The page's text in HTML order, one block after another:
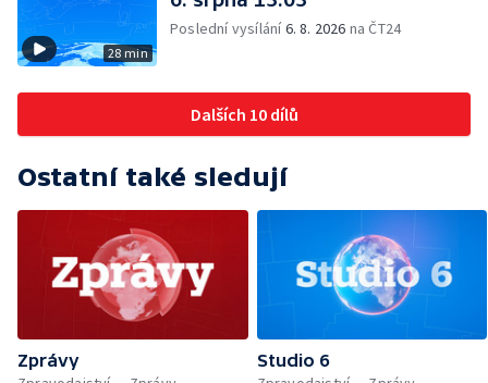
28 min
Poslední vysílání6. 8. 2026 na ČT24
Dalších 10 dílů
Ostatní také sledují
Zprávy
Studio 6